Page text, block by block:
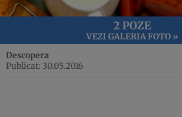
2 POZE
VEZI GALERIA FOTO »
Descopera
Publicat: 30.05.2016